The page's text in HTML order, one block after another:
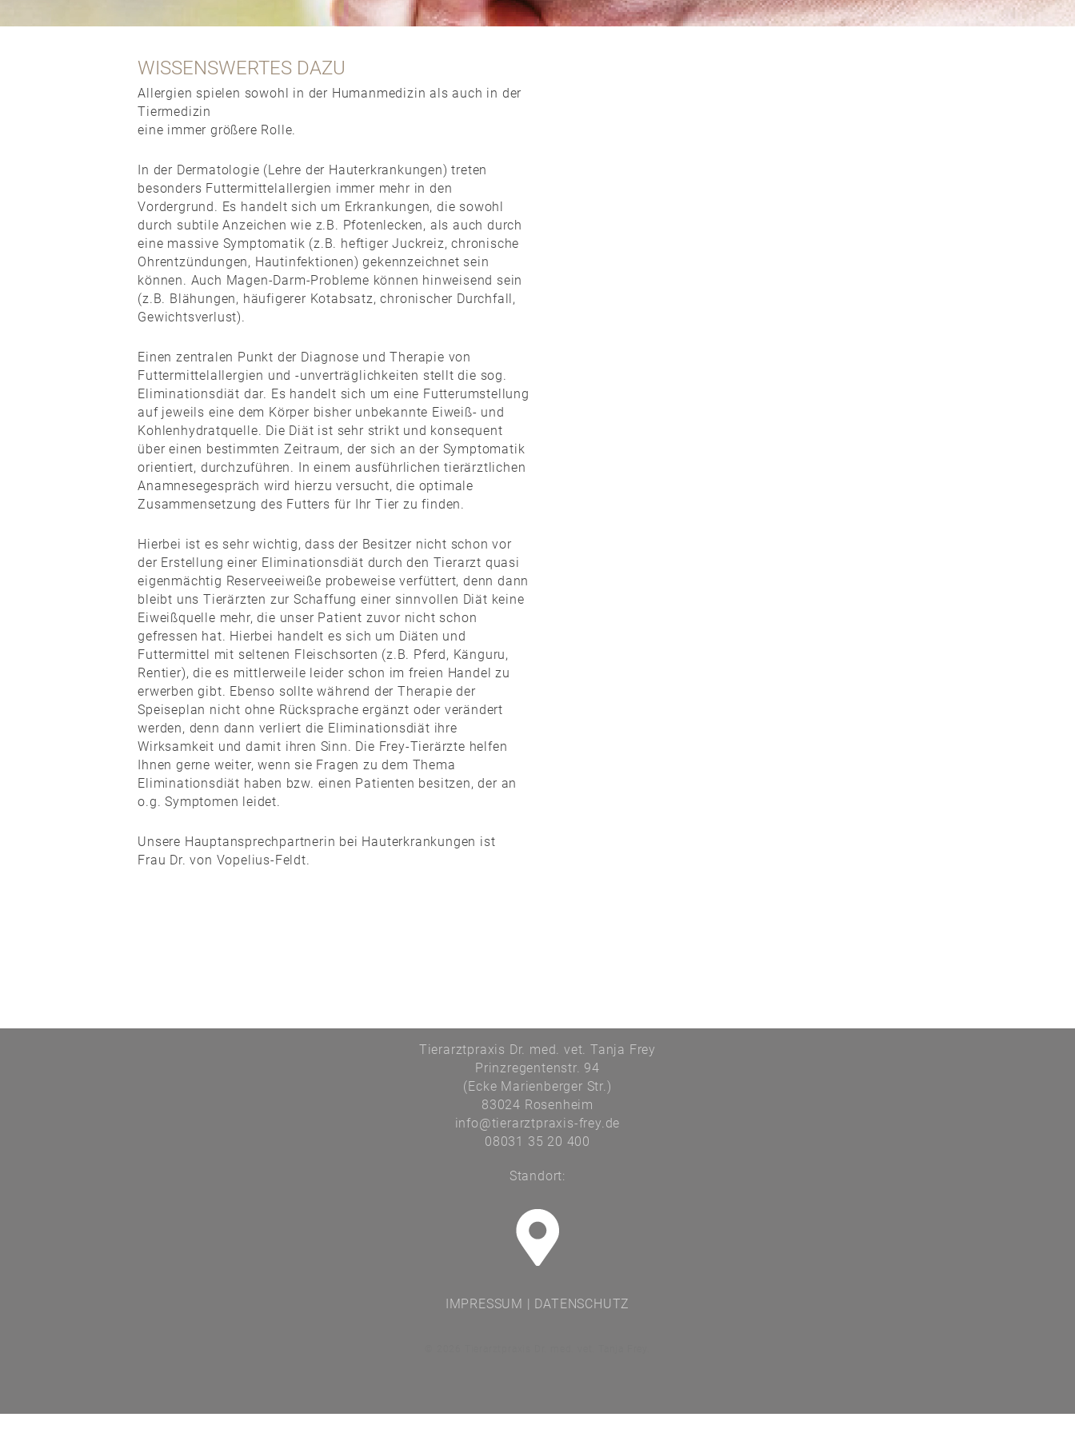
WISSENSWERTES DAZU
Allergien spielen sowohl in der Humanmedizin als auch in der
Tiermedizin
eine immer größere Rolle.
In der Dermatologie (Lehre der Hauterkrankungen) treten
besonders Futtermittelallergien immer mehr in den
Vordergrund. Es handelt sich um Erkrankungen, die sowohl
durch subtile Anzeichen wie z.B. Pfotenlecken, als auch durch
eine massive Symptomatik (z.B. heftiger Juckreiz, chronische
Ohrentzündungen, Hautinfektionen) gekennzeichnet sein
können. Auch Magen-Darm-Probleme können hinweisend sein
(z.B. Blähungen, häufigerer Kotabsatz, chronischer Durchfall,
Gewichtsverlust).
Einen zentralen Punkt der Diagnose und Therapie von
Futtermittelallergien und -unverträglichkeiten stellt die sog.
Eliminationsdiät dar. Es handelt sich um eine Futterumstellung
auf jeweils eine dem Körper bisher unbekannte Eiweiß- und
Kohlenhydratquelle. Die Diät ist sehr strikt und konsequent
über einen bestimmten Zeitraum, der sich an der Symptomatik
orientiert, durchzuführen. In einem ausführlichen tierärztlichen
Anamnesegespräch wird hierzu versucht, die optimale
Zusammensetzung des Futters für Ihr Tier zu finden.
Hierbei ist es sehr wichtig, dass der Besitzer nicht schon vor
der Erstellung einer Eliminationsdiät durch den Tierarzt quasi
eigenmächtig Reserveeiweiße probeweise verfüttert, denn dann
bleibt uns Tierärzten zur Schaffung einer sinnvollen Diät keine
Eiweißquelle mehr, die unser Patient zuvor nicht schon
gefressen hat. Hierbei handelt es sich um Diäten und
Futtermittel mit seltenen Fleischsorten (z.B. Pferd, Känguru,
Rentier), die es mittlerweile leider schon im freien Handel zu
erwerben gibt. Ebenso sollte während der Therapie der
Speiseplan nicht ohne Rücksprache ergänzt oder verändert
werden, denn dann verliert die Eliminationsdiät ihre
Wirksamkeit und damit ihren Sinn. Die Frey-Tierärzte helfen
Ihnen gerne weiter, wenn sie Fragen zu dem Thema
Eliminationsdiät haben bzw. einen Patienten besitzen, der an
o.g. Symptomen leidet.
Unsere Hauptansprechpartnerin bei Hauterkrankungen ist
Frau Dr. von Vopelius-Feldt.
Tierarztpraxis Dr. med. vet. Tanja Frey
Prinzregentenstr. 94
(Ecke Marienberger Str.)
83024 Rosenheim
info@tierarztpraxis-frey.de
08031 35 20 400
Standort:
IMPRESSUM | DATENSCHUTZ